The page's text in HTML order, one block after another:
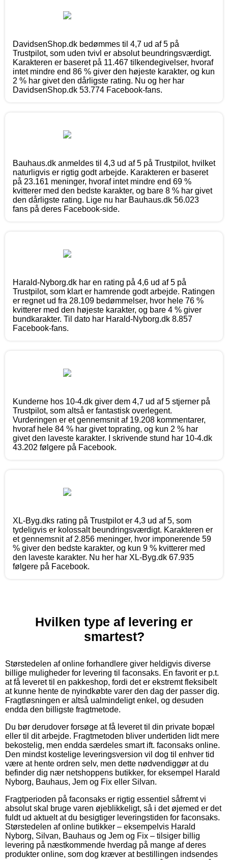
DavidsenShop.dk bedømmes til 4,7 ud af 5 på
Trustpilot, som uden tvivl er absolut beundringsværdigt.
Karakteren er baseret på 11.467 tilkendegivelser, hvoraf
intet mindre end 86 % giver den højeste karakter, og kun
2 % har givet den dårligste rating. Nu og her har
DavidsenShop.dk 53.774 Facebook-fans.
Bauhaus.dk anmeldes til 4,3 ud af 5 på Trustpilot, hvilket
naturligvis er rigtig godt arbejde. Karakteren er baseret
på 23.161 meninger, hvoraf intet mindre end 69 %
kvitterer med den bedste karakter, og bare 8 % har givet
den dårligste rating. Lige nu har Bauhaus.dk 56.023
fans på deres Facebook-side.
Harald-Nyborg.dk har en rating på 4,6 ud af 5 på
Trustpilot, som klart er hamrende godt arbejde. Ratingen
er regnet ud fra 28.109 bedømmelser, hvor hele 76 %
kvitterer med den højeste karakter, og bare 4 % giver
bundkarakter. Til dato har Harald-Nyborg.dk 8.857
Facebook-fans.
Kunderne hos 10-4.dk giver dem 4,7 ud af 5 stjerner på
Trustpilot, som altså er fantastisk overlegent.
Vurderingen er et gennemsnit af 19.208 kommentarer,
hvoraf hele 84 % har givet toprating, og kun 2 % har
givet den laveste karakter. I skrivende stund har 10-4.dk
43.202 følgere på Facebook.
XL-Byg.dks rating på Trustpilot er 4,3 ud af 5, som
tydeligvis er kolossalt beundringsværdigt. Karakteren er
et gennemsnit af 2.856 meninger, hvor imponerende 59
% giver den bedste karakter, og kun 9 % kvitterer med
den laveste karakter. Nu her har XL-Byg.dk 67.935
følgere på Facebook.
Hvilken type af levering er
smartest?
Størstedelen af online forhandlere giver heldigvis diverse
billige muligheder for levering til faconsaks. En favorit er p.t.
at få leveret til en pakkeshop, fordi det er ekstremt fleksibelt
at kunne hente de nyindkøbte varer den dag der passer dig.
Fragtløsningen er altså ualmindeligt enkel, og desuden
endda den billigste fragtmetode.
Du bør derudover forsøge at få leveret til din private bopæl
eller til dit arbejde. Fragtmetoden bliver undertiden lidt mere
bekostelig, men endda særdeles smart ift. faconsaks online.
Den mindst kostelige leveringsversion vil dog til enhver tid
være at hente ordren selv, men dette nødvendiggør at du
befinder dig nær netshoppens butikker, for eksempel Harald
Nyborg, Bauhaus, Jem og Fix eller Silvan.
Fragtperioden på faconsaks er rigtig essentiel såfremt vi
absolut skal bruge varen øjeblikkeligt, så i det øjemed er det
fuldt ud aktuelt at du besigtiger leveringstiden for faconsaks.
Størstedelen af online butikker – eksempelvis Harald
Nyborg, Silvan, Bauhaus og Jem og Fix – tilsiger billig
levering på næstkommende hverdag på mange af deres
produkter online, som dog kræver at bestillingen indsendes